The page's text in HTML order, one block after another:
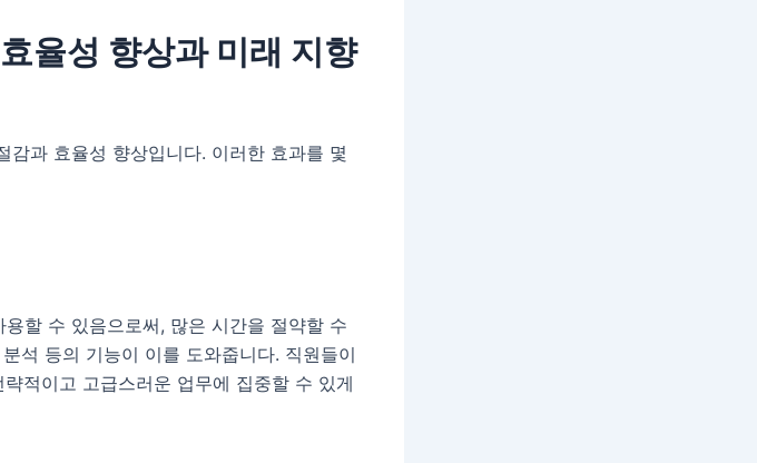
율성 향상과 미래 지향
과 효율성 향상입니다. 이러한 효과를 몇
할 수 있음으로써, 많은 시간을 절약할 수
석 등의 기능이 이를 도와줍니다. 직원들이
적이고 고급스러운 업무에 집중할 수 있게